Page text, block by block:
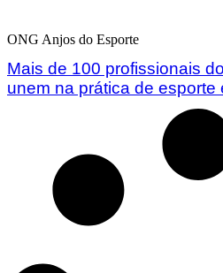
ONG Anjos do Esporte
Mais de 100 profissionais
unem na prática de